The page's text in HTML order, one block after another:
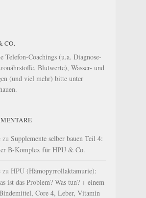
CO.
Telefon-Coachings (u.a. Diagnose-
Blutwerte), Wasser- und
(und viel mehr) bitte unter
zu Supplemente selber bauen Teil 4:
B-Komplex für HPU & Co.
zu HPU (Hämopyrrollaktamurie):
ist das Problem? Was tun? + einem
Core 4, Leber, Vitamin